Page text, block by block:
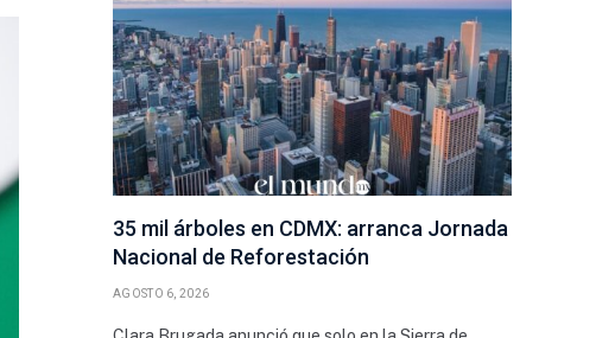
35 mil árboles en CDMX: arranca Jornada
Nacional de Reforestación
AGOSTO 6, 2026